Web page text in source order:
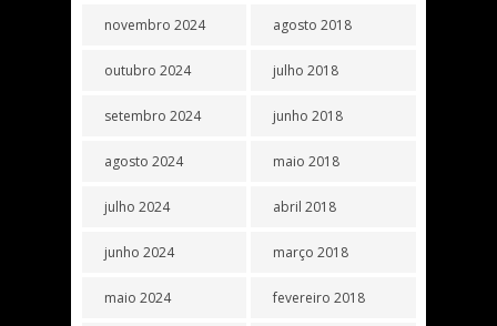
novembro 2024
outubro 2024
setembro 2024
agosto 2024
julho 2024
junho 2024
maio 2024
agosto 2018
julho 2018
junho 2018
maio 2018
abril 2018
março 2018
fevereiro 2018